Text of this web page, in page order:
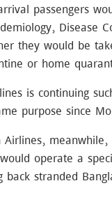
passengers
Disease
they would be
or home
is continuing
purpose since
Airlines, meanwhile,
operate a
stranded